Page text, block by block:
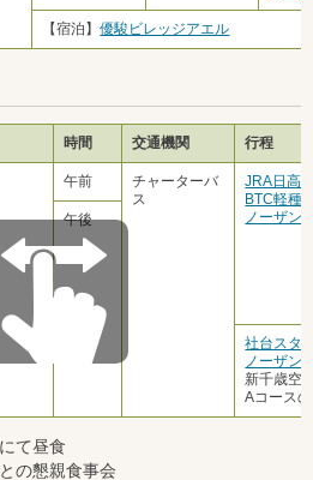
【宿泊】優駿ビレッジアエル
時間 交通機関 行程
午前
チャーターバ
ス
JRA日高
BTC軽種
ノーザン
午後
社台スタ
ノーザン
新千歳空
Aコース
て昼食
の懇親食事会